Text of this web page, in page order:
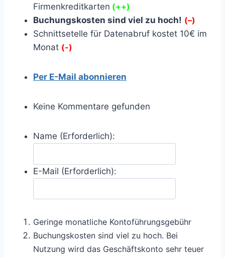
Firmenkreditkarten (++)
Buchungskosten sind viel zu hoch! (–)
Schnittsetelle für Datenabruf kostet 10€ im
Monat (-)
Per E-Mail abonnieren
Keine Kommentare gefunden
Name (Erforderlich):
E-Mail (Erforderlich):
Geringe monatliche Kontoführungsgebühr
Buchungskosten sind viel zu hoch. Bei
Nutzung wird das Geschäftskonto sehr teuer